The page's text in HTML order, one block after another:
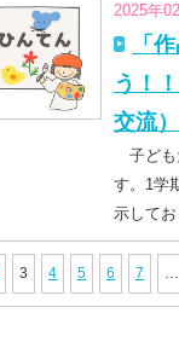
2025年
「
う！
交流）
子ども
す。1学
示して
3 4 5 6 7 …